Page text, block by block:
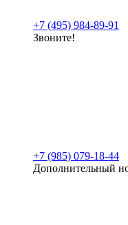
+7 (495) 984-89-91
Звоните!
+7 (985) 079-18-44
Дополнительный